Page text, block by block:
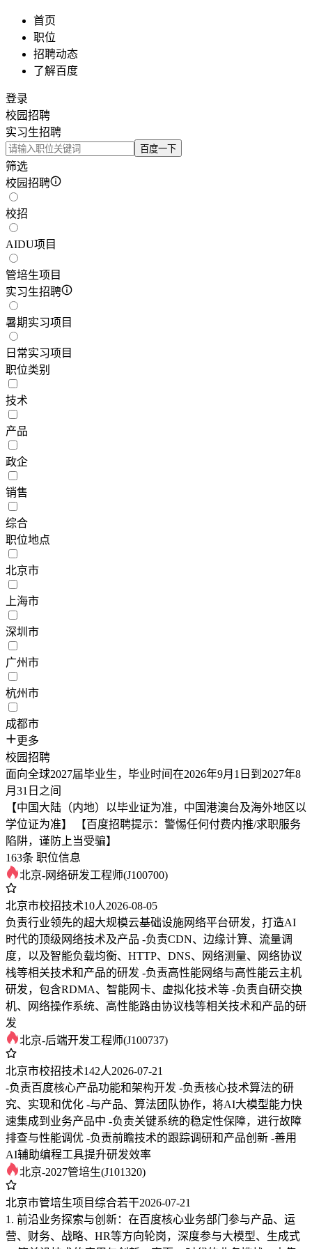
首页
职位
招聘动态
了解百度
登录
校园招聘
实习生招聘
百度一下
筛选
校园招聘
校招
AIDU项目
管培生项目
实习生招聘
暑期实习项目
日常实习项目
职位类别
技术
产品
政企
销售
综合
职位地点
北京市
上海市
深圳市
广州市
杭州市
成都市
更多
校园招聘
面向全球2027届毕业生，毕业时间在2026年9月1日到2027年8
月31日之间
【中国大陆（内地）以毕业证为准，中国港澳台及海外地区以
学位证为准】 【百度招聘提示：警惕任何付费内推/求职服务
陷阱，谨防上当受骗】
163条 职位信息
北京-网络研发工程师(J100700)
北京市校招技术10人2026-08-05
负责行业领先的超大规模云基础设施网络平台研发，打造AI
时代的顶级网络技术及产品 -负责CDN、边缘计算、流量调
度，以及智能负载均衡、HTTP、DNS、网络测量、网络协议
栈等相关技术和产品的研发 -负责高性能网络与高性能云主机
研发，包含RDMA、智能网卡、虚拟化技术等 -负责自研交换
机、网络操作系统、高性能路由协议栈等相关技术和产品的研
发
北京-后端开发工程师(J100737)
北京市校招技术142人2026-07-21
-负责百度核心产品功能和架构开发 -负责核心技术算法的研
究、实现和优化 -与产品、算法团队协作，将AI大模型能力快
速集成到业务产品中 -负责关键系统的稳定性保障，进行故障
排查与性能调优 -负责前瞻技术的跟踪调研和产品创新 -善用
AI辅助编程工具提升研发效率
北京-2027管培生(J101320)
北京市管培生项目综合若干2026-07-21
1. 前沿业务探索与创新：在百度核心业务部门参与产品、运
营、财务、战略、HR等方向轮岗，深度参与大模型、生成式